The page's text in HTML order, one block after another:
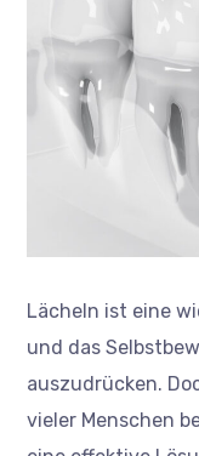
Lächeln ist eine
und das
auszudrücken.
vieler Menschen